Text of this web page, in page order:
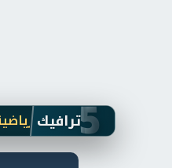
5ترافيك
الأنشطة الرياضية